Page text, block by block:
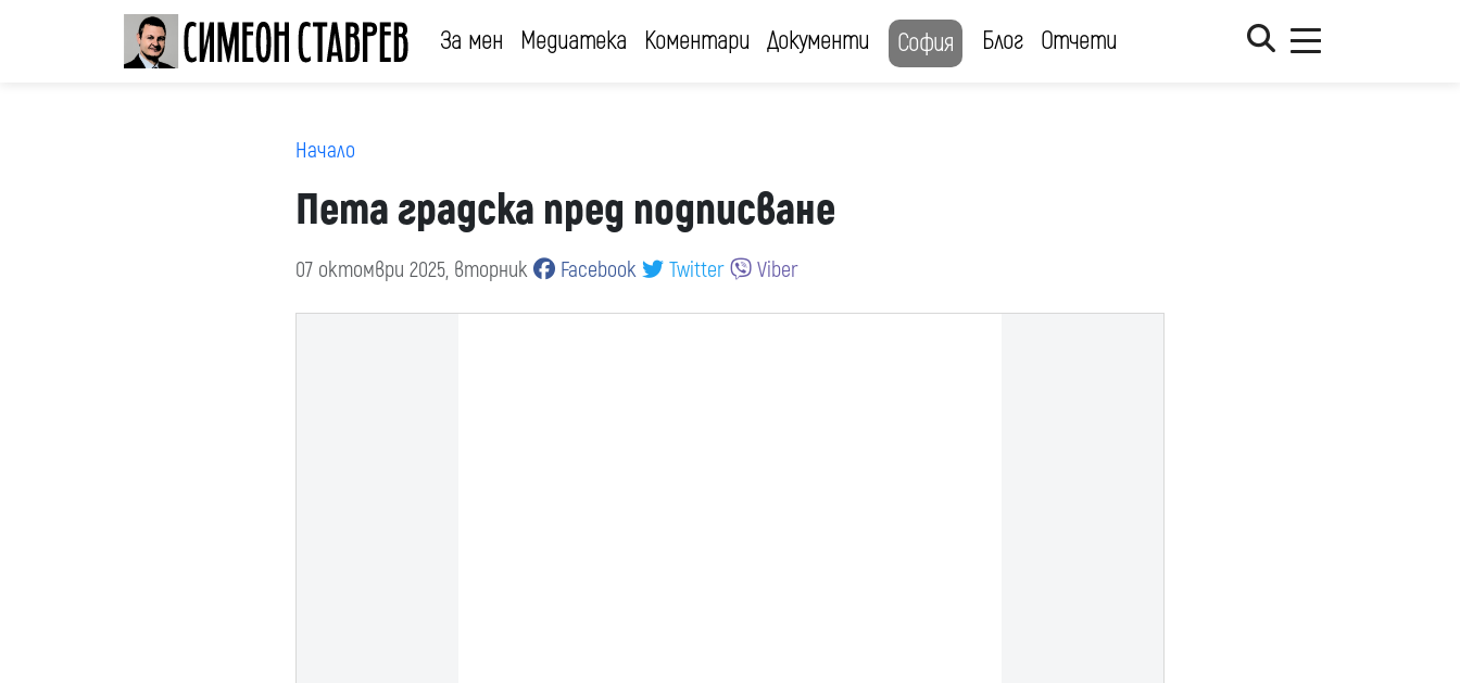
За мен Медиатека Коментари Документи София Блог Отчети
Начало
Пета градска пред подписване
07 октомври 2025, вторник Facebook Twitter Viber